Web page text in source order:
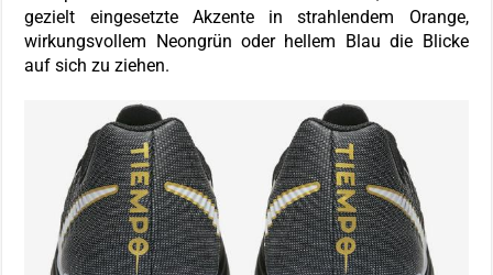
gezielt eingesetzte Akzente in strahlendem Orange,
wirkungsvollem Neongrün oder hellem Blau die Blicke
auf sich zu ziehen.